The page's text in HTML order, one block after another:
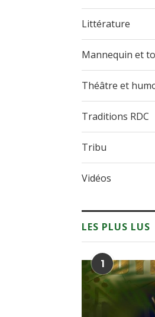
Littérature
Mannequin et
Théâtre et
Traditions RDC
Tribu
Vidéos
LES PLUS LUS
1